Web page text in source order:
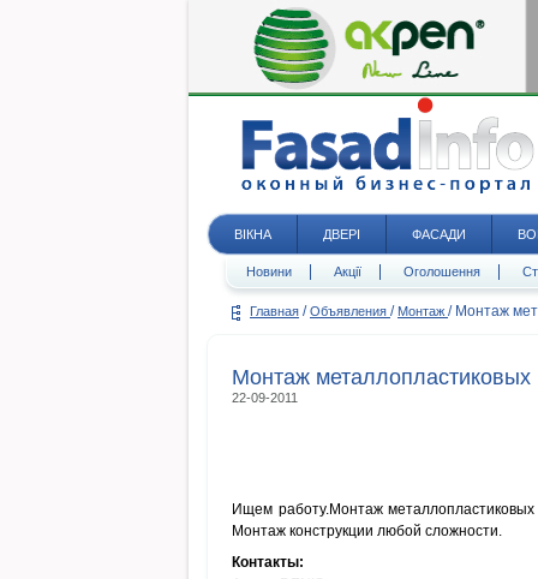
ВІКНА ДВЕРІ ФАСАДИ
Новини Акції Оголошення
Главная / Объявления / Монтаж / Монтаж
Монтаж металлопластиковых
22-09-2011
Ищем работу.Монтаж
Монтаж конструкции любой сложности.
Контакты: